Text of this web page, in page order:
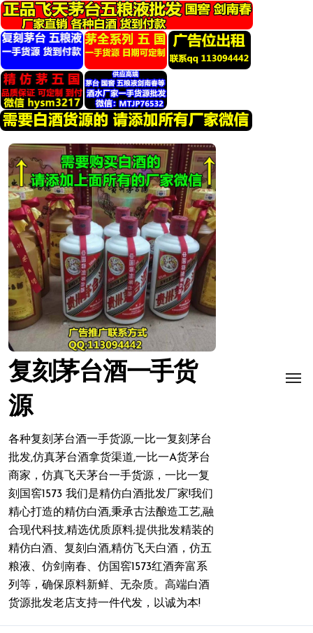
转
到
内
容
复刻茅台酒一手货
源
各种复刻茅台酒一手货源,一比一复刻茅台
批发,仿真茅台酒拿货渠道,一比一A货茅台
商家，仿真飞天茅台一手货源，一比一复
刻国窖1573 我们是精仿白酒批发厂家!我们
精心打造的精仿白酒,秉承古法酿造工艺,融
合现代科技,精选优质原料;提供批发精装的
精仿白酒、复刻白酒,精仿飞天白酒，仿五
粮液、仿剑南春、仿国窖1573红酒奔富系
列等，确保原料新鲜、无杂质。高端白酒
货源批发老店支持一件代发，以诚为本!